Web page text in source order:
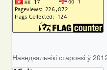
Наведвальнікі старонкі ў